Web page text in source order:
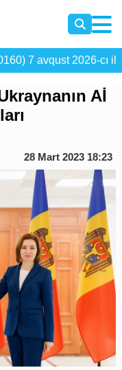
7 avqust 2026-cı il
Aİ
28 Mart 2023 18:23